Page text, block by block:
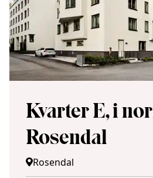
Kvarter E, i
Rosendal
Rosendal